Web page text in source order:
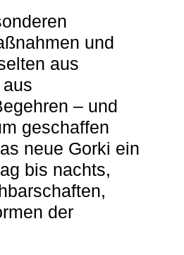
und
aus
– und
geschaffen
neue Gorki ein
bis nachts,
der